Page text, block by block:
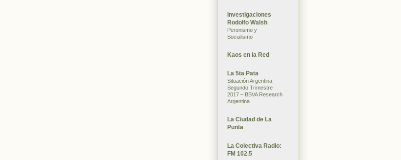
Investigaciones
Rodolfo Walsh
Peronismo y
Socialismo
Kaos en la Red
La 5ta Pata
Situación Argentina.
Segundo Trimestre
2017 – BBVA Research
Argentina.
La Ciudad de La
Punta
La Colectiva Radio:
FM 102.5